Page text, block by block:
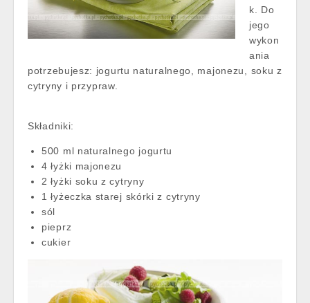
k. Do
jego
wykon
ania
potrzebujesz: jogurtu naturalnego, majonezu, soku z
cytryny i przypraw.
Składniki:
500 ml naturalnego jogurtu
4 łyżki majonezu
2 łyżki soku z cytryny
1 łyżeczka starej skórki z cytryny
sól
pieprz
cukier